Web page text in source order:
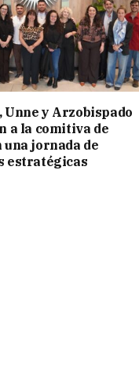
Unne y Arzobispado
a la comitiva de
una jornada de
estratégicas